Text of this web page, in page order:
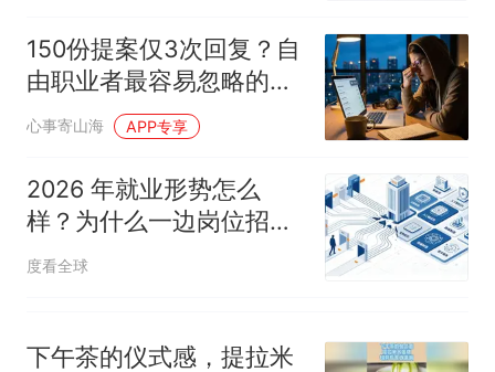
人生
150份提案仅3次回复？自
由职业者最容易忽略的三
大致命错误
心事寄山海 APP专享
2026 年就业形势怎么
样？为什么一边岗位招不
满，一边千万人找不到工
度看全球
下午茶的仪式感，提拉米